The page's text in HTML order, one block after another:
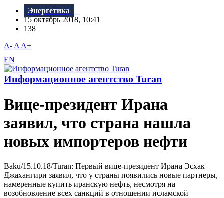
Энергетика
15 октябрь 2018, 10:41
138
A- A A+
EN
Информационное агентство Turan
Bице-президент Ирана
заявил, что страна нашла
новых импортеров нефти
Baku/15.10.18/Turan: Первый вице-президент Ирана Эсхак
Джахангири заявил, что у страны появились новые партнеры,
намеренные купить иранскую нефть, несмотря на
возобновление всех санкций в отношении исламской